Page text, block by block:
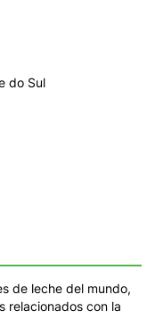
do Sul
de leche del mundo,
relacionados con la